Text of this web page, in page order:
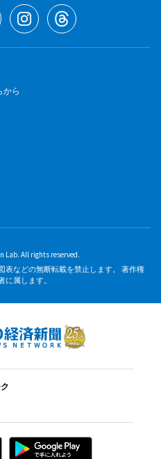
から
Lab. All rights reserved.
表などの無断転載を禁止します。 著作権
属します。